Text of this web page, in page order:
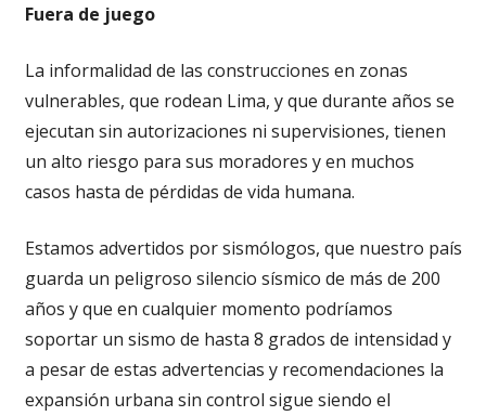
Fuera de juego
La informalidad de las construcciones en zonas
vulnerables, que rodean Lima, y que durante años se
ejecutan sin autorizaciones ni supervisiones, tienen
un alto riesgo para sus moradores y en muchos
casos hasta de pérdidas de vida humana.
Estamos advertidos por sismólogos, que nuestro país
guarda un peligroso silencio sísmico de más de 200
años y que en cualquier momento podríamos
soportar un sismo de hasta 8 grados de intensidad y
a pesar de estas advertencias y recomendaciones la
expansión urbana sin control sigue siendo el